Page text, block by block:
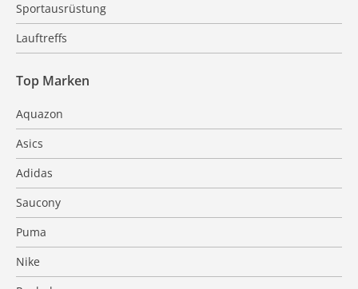
Sportausrüstung
Lauftreffs
Top Marken
Aquazon
Asics
Adidas
Saucony
Puma
Nike